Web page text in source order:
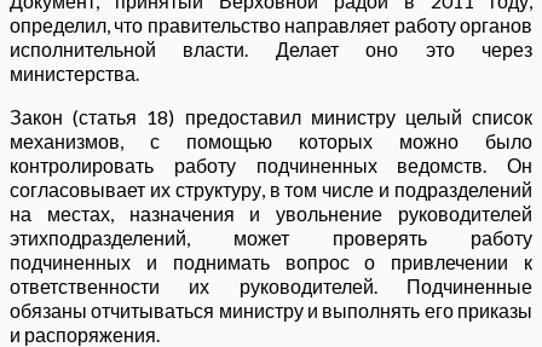
определил, что правительство направляет работу органов
исполнительной власти. Делает оно это через
министерства.
Закон (статья 18) предоставил министру целый список
механизмов, с помощью которых можно было
контролировать работу подчиненных ведомств. Он
согласовывает их структуру, в том числе и подразделений
на местах, назначения и увольнение руководителей
этихподразделений, может проверять работу
подчиненных и поднимать вопрос о привлечении к
ответственности их руководителей. Подчиненные
обязаны отчитываться министру и выполнять его приказы
и распоряжения.